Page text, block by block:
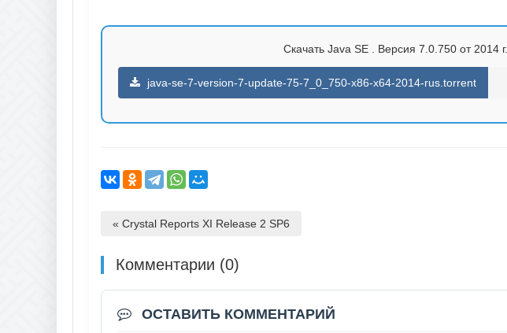
Скачать Java SE . Версия 7.0.750 от 2014 г.
java-se-7-version-7-update-75-7_0_750-x86-x64-2014-rus.torrent
« Crystal Reports XI Release 2 SP6
Комментарии (0)
ОСТАВИТЬ КОММЕНТАРИЙ